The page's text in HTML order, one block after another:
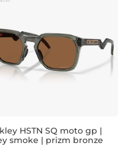
HSTN SQ moto gp |
smoke | prizm bronze